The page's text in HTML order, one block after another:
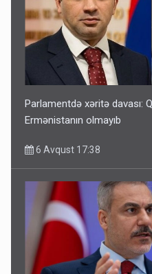
Parlamentdə xəritə davası:
Ermənistanın olmayıb
6 Avqust 17:38